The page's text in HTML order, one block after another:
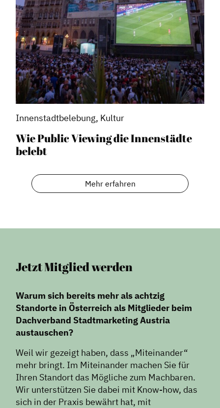
Innenstadtbelebung, Kultur
Wie Public Viewing die Innenstädte
belebt
Mehr erfahren
Jetzt Mitglied werden
Warum sich bereits mehr als achtzig
Standorte in Österreich als Mitglieder beim
Dachverband Stadtmarketing Austria
austauschen?
Weil wir gezeigt haben, dass „Miteinander“
mehr bringt. Im Miteinander machen Sie für
Ihren Standort das Mögliche zum Machbaren.
Wir unterstützen Sie dabei mit Know-how, das
sich in der Praxis bewährt hat, mit